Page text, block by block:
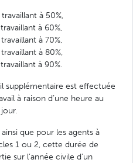
à 50%,
à 60%,
à 70%,
à 80%,
à 90%.
supplémentaire est effectuée
à raison d’une heure au
que pour les agents à
1 ou 2, cette durée de
sur l’année civile d’un